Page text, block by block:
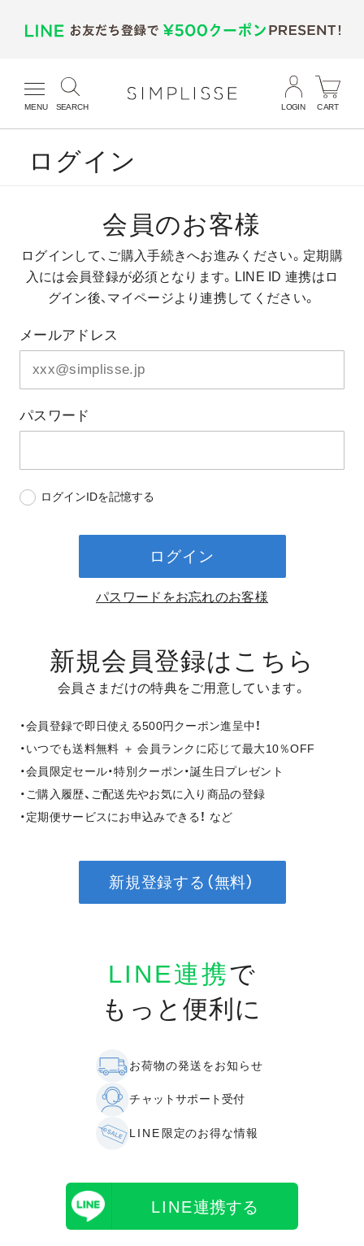
MENU SEARCH LOGIN CART
ログイン
会員のお客様
ログインして、ご購入手続きへお進みください。 定期購
入には会員登録が必須となります。 LINE ID 連携はロ
グイン後、マイページより連携してください。
メールアドレス
パスワード
ログインIDを記憶する
ログイン
パスワードをお忘れのお客様
新規会員登録はこちら
会員さまだけの特典をご用意しています。
・会員登録で即日使える500円クーポン進呈中！
・いつでも送料無料 ＋ 会員ランクに応じて最大10％OFF
・会員限定セール・特別クーポン・誕生日プレゼント
・ご購入履歴、ご配送先やお気に入り商品の登録
・定期便サービスにお申込みできる！ など
新規登録する（無料）
LINE連携で
もっと便利に
お荷物の発送をお知らせ
チャットサポート受付
LINE 限定のお得な情報
LINE連携する